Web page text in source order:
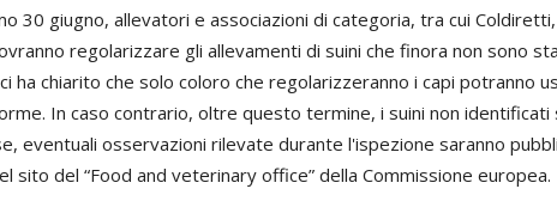
30 giugno, allevatori e associazioni di categoria, tra cui Coldiretti,
regolarizzare gli allevamenti di suini che finora non sono
ha chiarito che solo coloro che regolarizzeranno i capi potranno
In caso contrario, oltre questo termine, i suini non identificati
eventuali osservazioni rilevate durante l'ispezione saranno
sito del “Food and veterinary office” della Commissione europea.